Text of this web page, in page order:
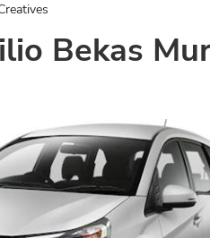
Bekas